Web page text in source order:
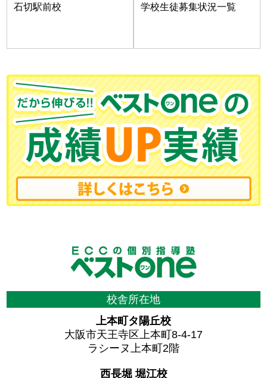
石切駅前校
学校生徒募集状況一覧
校舎所在地
上本町タ陽丘校
大阪市天王寺区上本町8-4-17
ラシーヌ上本町2階
西長堀 堀江校